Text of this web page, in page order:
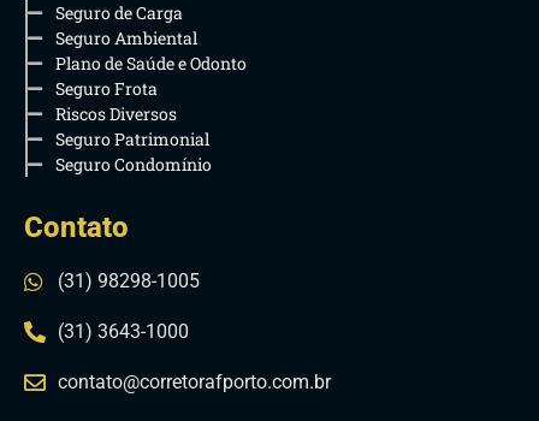
Seguro de Carga
Seguro Ambiental
Plano de Saúde e Odonto
Seguro Frota
Riscos Diversos
Seguro Patrimonial
Seguro Condomínio
Contato
(31) 98298-1005
(31) 3643-1000
contato@corretorafporto.com.br